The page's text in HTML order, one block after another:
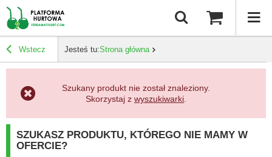
Wstecz Jesteś tu:Strona główna
Szukany produkt nie został znaleziony.
Skorzystaj z wyszukiwarki
SZUKASZ PRODUKTU, KTÓREGO NIE MAMY W
OFERCIE?